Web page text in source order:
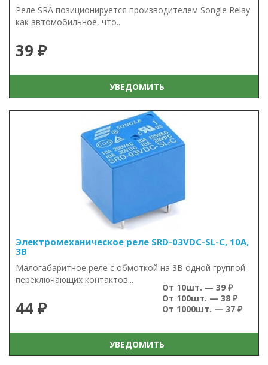
Реле SRA позиционируется производителем Songle Relay
как автомобильное, что..
39 ₽
УВЕДОМИТЬ
Электромеханическое реле SRD-03VDC-SL-C, 10А,
3В
Малогабаритное реле с обмоткой на 3В одной группой
переключающих контактов...
44 ₽
От 10шт. — 39 ₽
От 100шт. — 38 ₽
От 1000шт. — 37 ₽
УВЕДОМИТЬ